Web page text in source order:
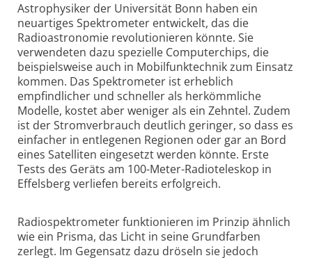
Astrophysiker der Universität Bonn haben ein
neuartiges Spektrometer entwickelt, das die
Radioastronomie revolutionieren könnte. Sie
verwendeten dazu spezielle Computerchips, die
beispielsweise auch in Mobilfunktechnik zum Einsatz
kommen. Das Spektrometer ist erheblich
empfindlicher und schneller als herkömmliche
Modelle, kostet aber weniger als ein Zehntel. Zudem
ist der Stromverbrauch deutlich geringer, so dass es
einfacher in entlegenen Regionen oder gar an Bord
eines Satelliten eingesetzt werden könnte. Erste
Tests des Geräts am 100-Meter-Radioteleskop in
Effelsberg verliefen bereits erfolgreich.
Radiospektrometer funktionieren im Prinzip ähnlich
wie ein Prisma, das Licht in seine Grundfarben
zerlegt. Im Gegensatz dazu dröseln sie jedoch